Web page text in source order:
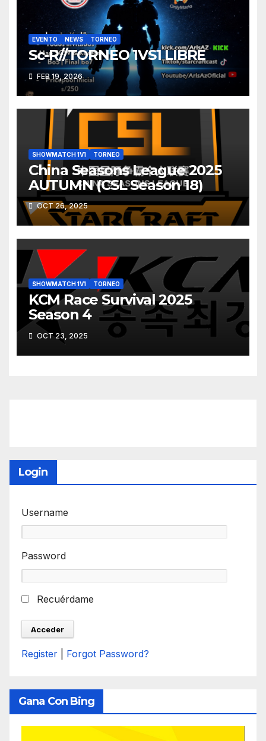
EVENTO NEWS TORNEO
Sc-R//TORNEO 1VS1 LIBRE
FEB 19, 2026
SHOWMATCH 1V1 TORNEO
China Seasons League 2025
AUTUMN (CSL Season 18)
OCT 26, 2025
SHOWMATCH 1V1 TORNEO
KCM Race Survival 2025
Season 4
OCT 23, 2025
Login
Username
Password
Recuérdame
Register Forgot Password?
Gana Con Bing